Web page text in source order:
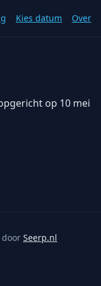
Kies datum Over
op 10 mei
door Seerp.nl